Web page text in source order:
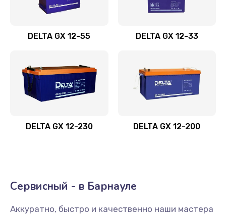
DELTA GX 12-55 DELTA GX 12-33
DELTA GX 12-230 DELTA GX 12-200
Сервисный - в Барнауле
Аккуратно, быстро и качественно наши мастера